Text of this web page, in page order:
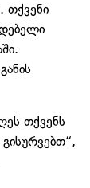
თქვენი
თქვენს